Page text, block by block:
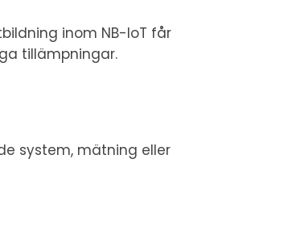
inom NB-IoT får
tillämpningar.
system, mätning eller